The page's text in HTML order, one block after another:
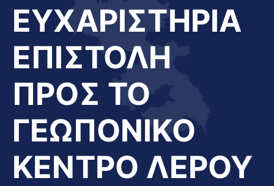
Διαφάνεια
Το
Νησί
Μας
ΕΥΧΑΡΙΣΤΗΡΙΑ
ΕΠΙΣΤΟΛΗ
ΠΡΟΣ ΤΟ
ΓΕΩΠΟΝΙΚΟ
ΚΕΝΤΡΟ ΛΕΡΟΥ